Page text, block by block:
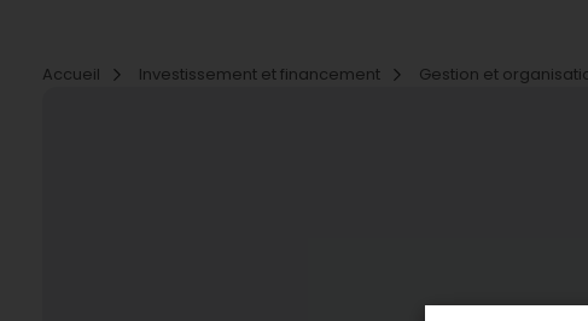
Accueil
Investissement et financement Gestion et